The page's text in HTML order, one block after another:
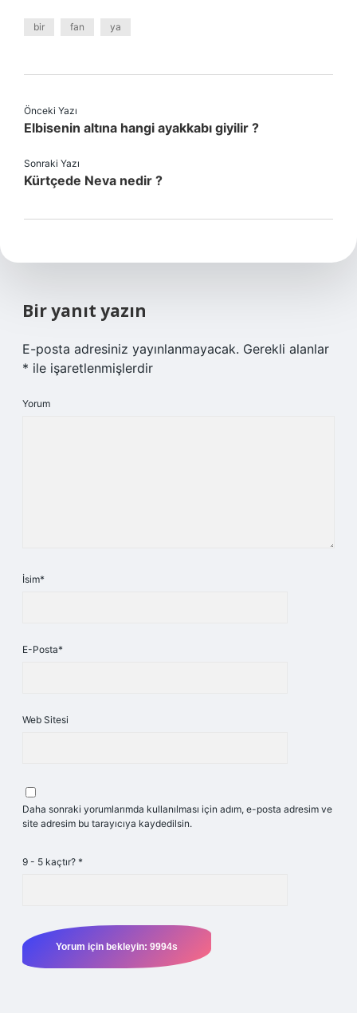
bir fan ya
Önceki Yazı
Elbisenin altına hangi ayakkabı giyilir ?
Sonraki Yazı
Kürtçede Neva nedir ?
Bir yanıt yazın
E-posta adresiniz yayınlanmayacak. Gerekli alanlar
* ile işaretlenmişlerdir
Yorum
İsim*
E-Posta*
Web Sitesi
Daha sonraki yorumlarımda kullanılması için adım, e-posta adresim ve
site adresim bu tarayıcıya kaydedilsin.
9 - 5 kaçtır? *